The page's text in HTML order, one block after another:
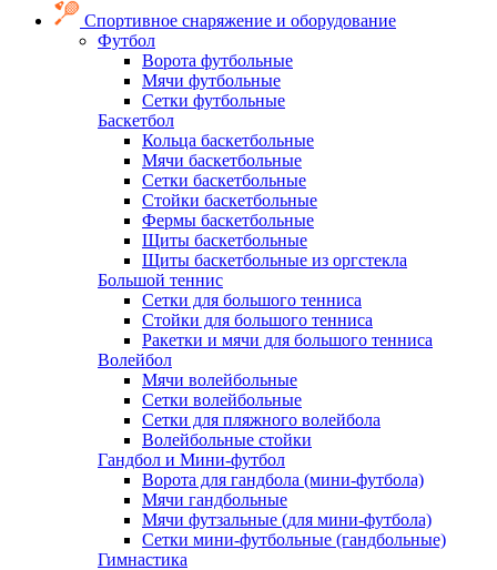
Спортивное снаряжение и оборудование
Футбол
Ворота футбольные
Мячи футбольные
Сетки футбольные
Баскетбол
Кольца баскетбольные
Мячи баскетбольные
Сетки баскетбольные
Стойки баскетбольные
Фермы баскетбольные
Щиты баскетбольные
Щиты баскетбольные из оргстекла
Большой теннис
Сетки для большого тенниса
Стойки для большого тенниса
Ракетки и мячи для большого тенниса
Волейбол
Мячи волейбольные
Сетки волейбольные
Сетки для пляжного волейбола
Волейбольные стойки
Гандбол и Мини-футбол
Ворота для гандбола (мини-футбола)
Мячи гандбольные
Мячи футзальные (для мини-футбола)
Сетки мини-футбольные (гандбольные)
Гимнастика